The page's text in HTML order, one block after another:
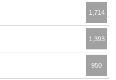
1,714
1,393
950